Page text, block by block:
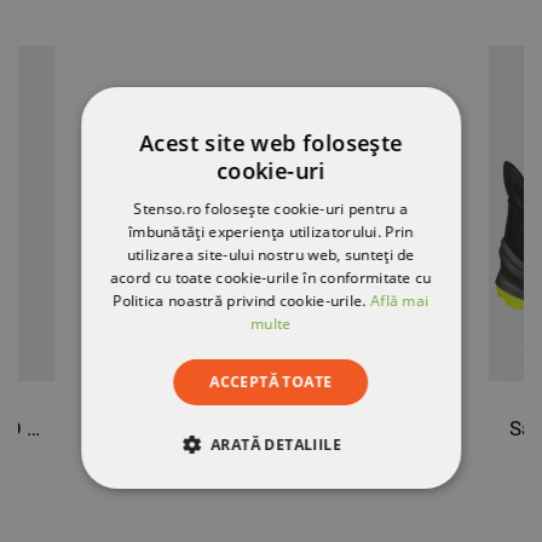
Geacă pentru femei FLASH NEO NEGRU
Acest site web folosește
cookie-uri
Stenso.ro folosește cookie-uri pentru a
îmbunătăți experiența utilizatorului. Prin
utilizarea site-ului nostru web, sunteți de
acord cu toate cookie-urile în conformitate cu
Politica noastră privind cookie-urile.Află mai
multe
ACCEPTĂ TOATE
ARATĂ DETALIILE